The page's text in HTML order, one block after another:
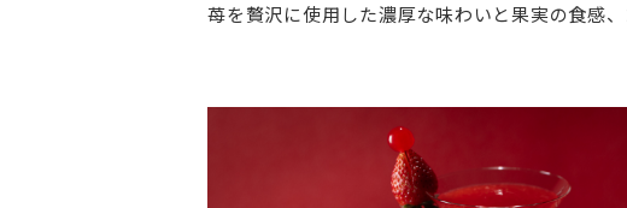
苺を贅沢に使用した濃厚な味わいと果実の食感